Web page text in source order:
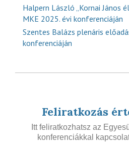
Halpern László „Kornai János
MKE 2025. évi konferenciáján
Szentes Balázs plenáris
konferenciáján
Feliratkozás
Itt feliratkozhatsz az
konferenciákkal